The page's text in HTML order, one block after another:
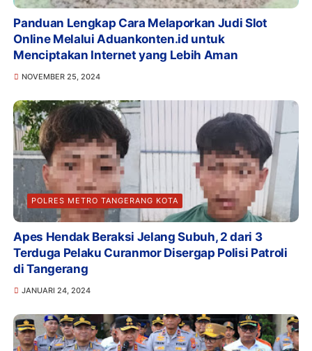
Panduan Lengkap Cara Melaporkan Judi Slot
Online Melalui Aduankonten.id untuk
Menciptakan Internet yang Lebih Aman
NOVEMBER 25, 2024
POLRES METRO TANGERANG KOTA
Apes Hendak Beraksi Jelang Subuh, 2 dari 3
Terduga Pelaku Curanmor Disergap Polisi Patroli
di Tangerang
JANUARI 24, 2024